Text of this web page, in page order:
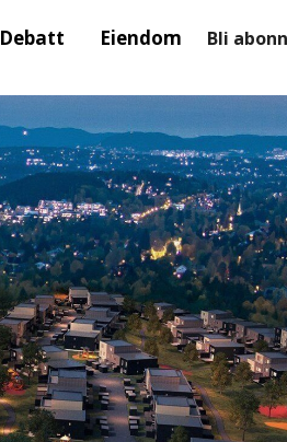
Debatt Eiendom Bli